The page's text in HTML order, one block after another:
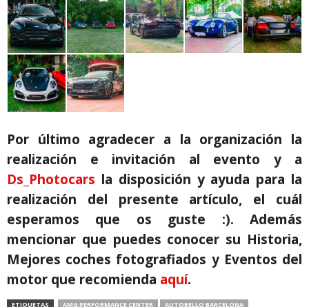
Por último agradecer a la organización la
realización e invitación al evento y a
Ds_Photocars la disposición y ayuda para la
realización del presente artículo, el cuál
esperamos que os guste :). Además
mencionar que puedes conocer su Historia,
Mejores coches fotografiados y Eventos del
motor que recomienda aquí.
ETIQUETAS AMG PERFORMANCE CENTER AUTOBELLO BARCELONA